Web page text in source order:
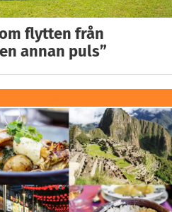
flytten från
annan puls”